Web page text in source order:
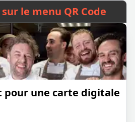
le menu QR Code
pour une carte digitale